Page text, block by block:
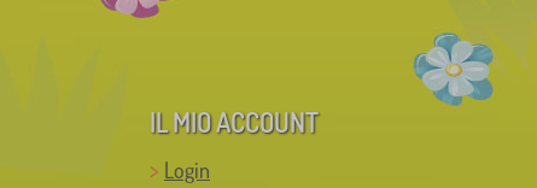
IL MIO ACCOUNT
Login